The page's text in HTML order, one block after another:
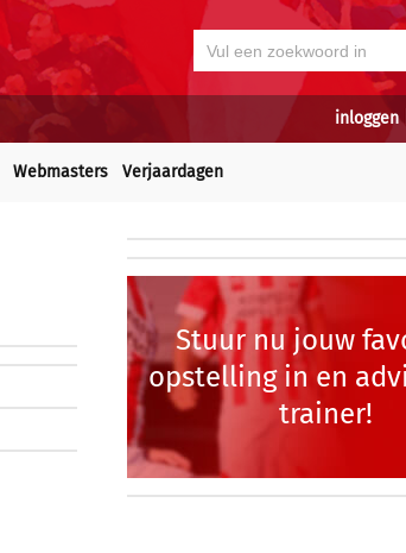
inloggen|
Webmasters Verjaardagen
Stuur nu jouw
opstelling in en
trainer!